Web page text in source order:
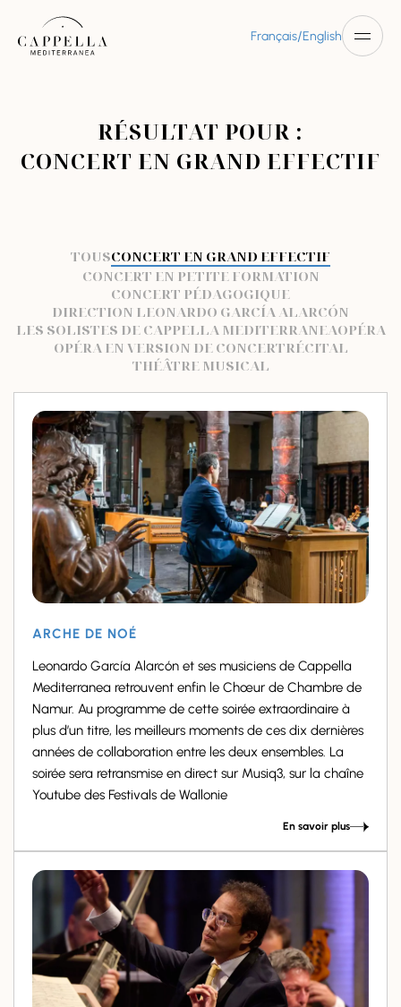
Français/English
RÉSULTAT POUR :
CONCERT EN GRAND EFFECTIF
TOUSCONCERT EN GRAND EFFECTIF
CONCERT EN PETITE FORMATION
CONCERT PÉDAGOGIQUE
DIRECTION LEONARDO GARCÍA ALARCÓN
LES SOLISTES DE CAPPELLA MEDITERRANEAOPÉRA
OPÉRA EN VERSION DE CONCERTRÉCITAL
THÉÂTRE MUSICAL
ARCHE DE NOÉ
Leonardo García Alarcón et ses musiciens de Cappella
Mediterranea retrouvent enfin le Chœur de Chambre de
Namur. Au programme de cette soirée extraordinaire à
plus d’un titre, les meilleurs moments de ces dix dernières
années de collaboration entre les deux ensembles. La
soirée sera retransmise en direct sur Musiq3, sur la chaîne
Youtube des Festivals de Wallonie
En savoir plus